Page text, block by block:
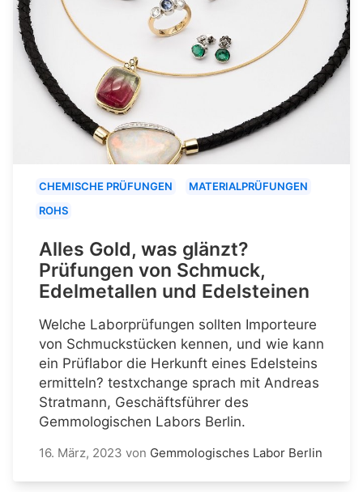
CHEMISCHE PRÜFUNGEN
MATERIALPRÜFUNGEN
ROHS
Alles Gold, was glänzt?
Prüfungen von Schmuck,
Edelmetallen und Edelsteinen
Welche Laborprüfungen sollten Importeure
von Schmuckstücken kennen, und wie kann
ein Prüflabor die Herkunft eines Edelsteins
ermitteln? testxchange sprach mit Andreas
Stratmann, Geschäftsführer des
Gemmologischen Labors Berlin.
16. März, 2023 von Gemmologisches Labor Berlin